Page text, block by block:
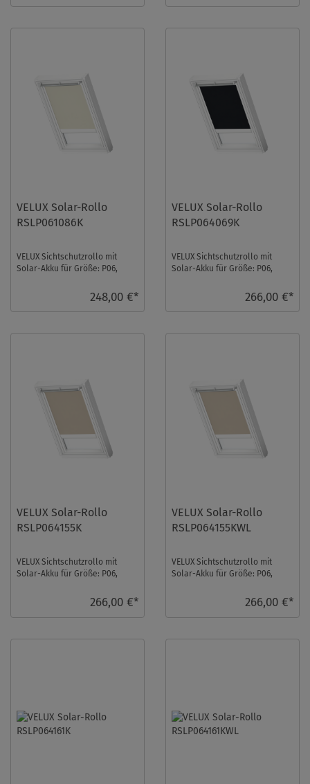
VELUX Solar-Rollo
RSLP061086K
VELUX Sichtschutzrollo mit
Solar-Akku für Größe: P06,
Semitransparent, alu Schi ...
248,00 €*
VELUX Solar-Rollo
RSLP064069K
VELUX Sichtschutzrollo mit
Solar-Akku für Größe: P06,
266,00 €*
VELUX Solar-Rollo
RSLP064155K
VELUX Sichtschutzrollo mit
Solar-Akku für Größe: P06,
Semitransparent, alu Schi ...
266,00 €*
VELUX Solar-Rollo
RSLP064155KWL
VELUX Sichtschutzrollo mit
Solar-Akku für Größe: P06,
Semitransparent, weiße S ...
266,00 €*